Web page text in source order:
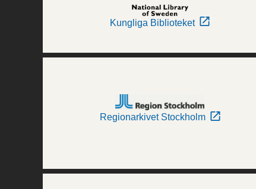
Kungliga Biblioteket
Regionarkivet Stockholm